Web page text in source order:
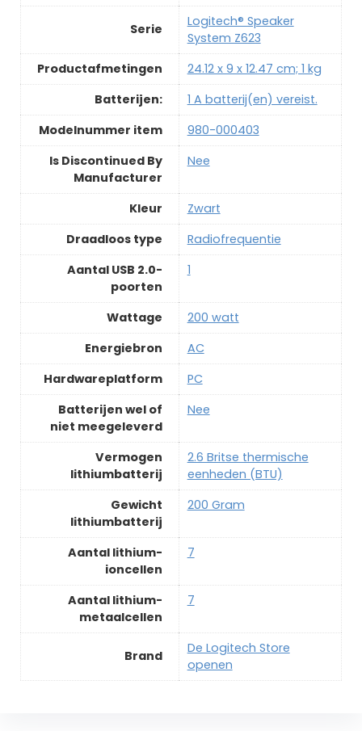
Serie
‎Logitech® Speaker
System Z623
Productafmetingen
‎24.12 x 9 x 12.47 cm; 1 kg
Batterijen:
‎1 A batterij(en) vereist.
Modelnummer item
‎980-000403
Is Discontinued By
Manufacturer
‎Nee
Kleur
‎Zwart
Draadloos type
‎Radiofrequentie
Aantal USB 2.0-
poorten
‎1
Wattage
‎200 watt
Energiebron
‎AC
Hardwareplatform
‎PC
Batterijen wel of
niet meegeleverd
‎Nee
Vermogen
lithiumbatterij
‎2.6 Britse thermische
eenheden (BTU)
Gewicht
lithiumbatterij
‎200 Gram
Aantal lithium-
ioncellen
‎7
Aantal lithium-
metaalcellen
‎7
Brand
De Logitech Store
openen